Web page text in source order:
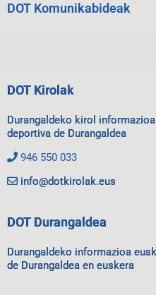
DOT Komunikabideak
DOT Kirolak
Durangaldeko kirol
deportiva de Durangaldea
946 550 033
info@dotkirolak.eus
DOT Durangaldea
Durangaldeko informazioa
de Durangaldea en euskera